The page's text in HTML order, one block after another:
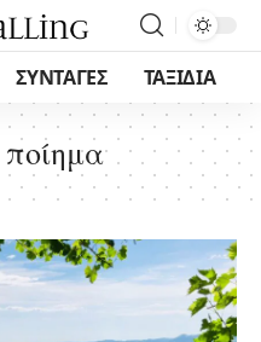
ΣΥΝΤΑΓΕΣ ΤΑΞΙΔΙΑ
ποίημα